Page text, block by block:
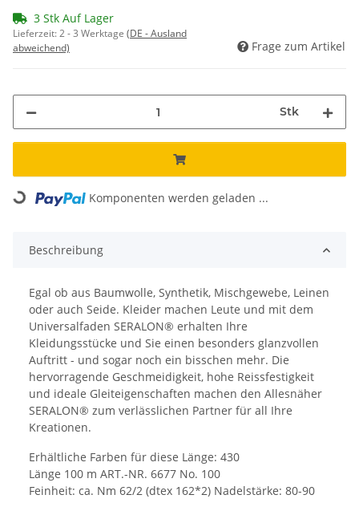
3 Stk Auf Lager
Lieferzeit:2 - 3 Werktage (DE - Ausland
abweichend)
Frage zum Artikel
Stk
Loading... Komponenten werden geladen ...
Beschreibung
Egal ob aus Baumwolle, Synthetik, Mischgewebe, Leinen
oder auch Seide. Kleider machen Leute und mit dem
Universalfaden SERALON® erhalten Ihre
Kleidungsstücke und Sie einen besonders glanzvollen
Auftritt - und sogar noch ein bisschen mehr. Die
hervorragende Geschmeidigkeit, hohe Reissfestigkeit
und ideale Gleiteigenschaften machen den Allesnäher
SERALON® zum verlässlichen Partner für all Ihre
Kreationen.
Erhältliche Farben für diese Länge: 430
Länge 100 m ART.-NR. 6677 No. 100
Feinheit: ca. Nm 62/2 (dtex 162*2) Nadelstärke: 80-90